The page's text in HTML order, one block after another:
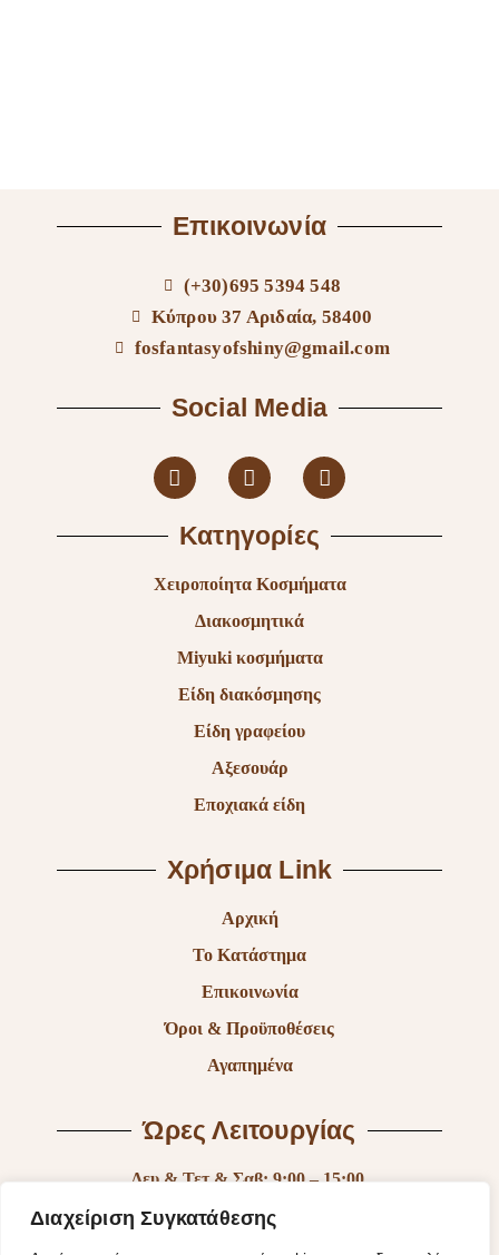
Διαχείριση Συγκατάθεσης
Επικοινωνία
(+30)695 5394 548
Κύπρου 37 Αριδαία, 58400
fosfantasyofshiny@gmail.com
Social Media
Κατηγορίες
Χειροποίητα Κοσμήματα
Διακοσμητικά
Miyuki κοσμήματα
Είδη διακόσμησης
Είδη γραφείου
Αξεσουάρ
Εποχιακά είδη
Χρήσιμα Link
Αρχική
Το Κατάστημα
Επικοινωνία
Όροι & Προϋποθέσεις
Αγαπημένα
Ώρες Λειτουργίας
Δευ & Τετ & Σαβ: 9:00 – 15:00
Τρι & Παρ: 9:00 – 14:30 & 17:30-21:00